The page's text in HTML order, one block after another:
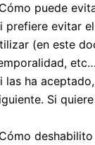
puede
prefiere evitar
(en este
las ha
Si